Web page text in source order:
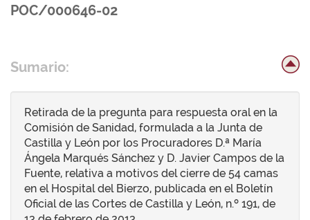
POC/000646-02
Sumario:
Retirada de la pregunta para respuesta oral en la
Comisión de Sanidad, formulada a la Junta de
Castilla y León por los Procuradores D.ª María
Ángela Marqués Sánchez y D. Javier Campos de la
Fuente, relativa a motivos del cierre de 54 camas
en el Hospital del Bierzo, publicada en el Boletín
Oficial de las Cortes de Castilla y León, n.º 191, de